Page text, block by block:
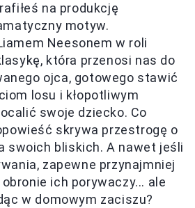
na produkcję
motyw.
Neesonem w roli
która przenosi nas do
ojca, gotowego stawić
losu i kłopotliwym
swoje dziecko. Co
skrywa przestrogę o
swoich bliskich. A nawet jeśli
zapewne przynajmniej
ich porywaczy... ale
w domowym zaciszu?